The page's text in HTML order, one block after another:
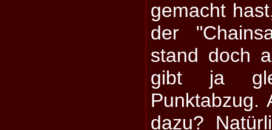
gemacht
der
stand doch
gibt ja
Punktabzug.
dazu?